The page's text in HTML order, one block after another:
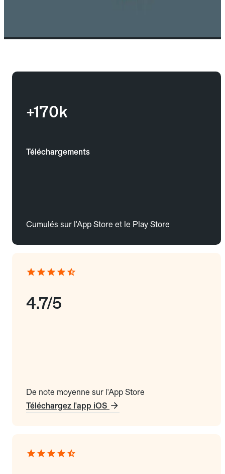
+170k
Téléchargements
Cumulés sur l'App Store et le Play Store
4.7/5
De note moyenne sur l'App Store
Téléchargez l'app iOS